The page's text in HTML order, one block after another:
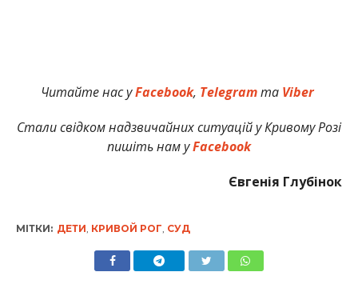
Читайте нас уFacebook, Telegramта Viber
Стали свідком надзвичайних ситуацій у Кривому Розі
пишіть нам уFacebook
Євгенія Глубінок
МІТКИ: ДЕТИ, КРИВОЙ РОГ, СУД